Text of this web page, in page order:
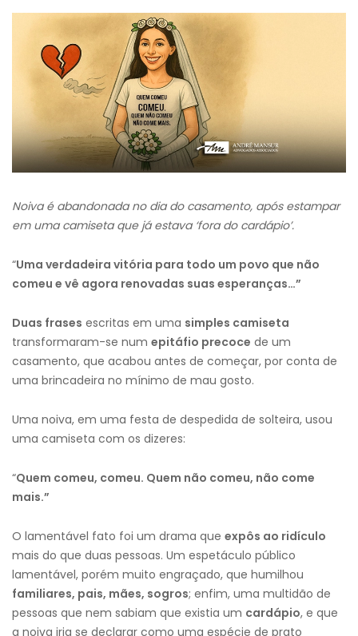
Noiva é abandonada no dia do casamento, após estampar
em uma camiseta que já estava ‘fora do cardápio’.
“Uma verdadeira vitória para todo um povo que não
comeu e vê agora renovadas suas esperanças…”
Duas frases escritas em uma simples camiseta
transformaram-se num epitáfio precoce de um
casamento, que acabou antes de começar, por conta de
uma brincadeira no mínimo de mau gosto.
Uma noiva, em uma festa de despedida de solteira, usou
uma camiseta com os dizeres:
“Quem comeu, comeu. Quem não comeu, não come
mais.”
O lamentável fato foi um drama que expôs ao ridículo
mais do que duas pessoas. Um espetáculo público
lamentável, porém muito engraçado, que humilhou
familiares, pais, mães, sogros; enfim, uma multidão de
pessoas que nem sabiam que existia um cardápio, e que
a noiva iria se declarar como uma espécie de prato